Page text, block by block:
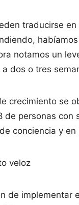
traducirse
notamos un
dos o tres
crecimiento se
personas con
conciencia y
veloz
de implementar